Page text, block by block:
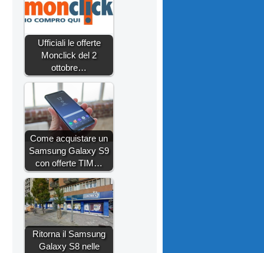
Ufficiali le offerte
Monclick del 2
ottobre…
Come acquistare un
Samsung Galaxy S9
con offerte TIM…
Ritorna il Samsung
Galaxy S8 nelle